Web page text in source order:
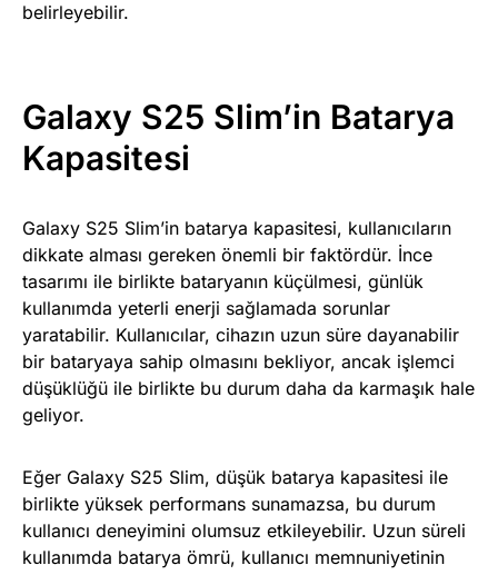
belirleyebilir.
Galaxy S25 Slim’in Batarya
Kapasitesi
Galaxy S25 Slim’in batarya kapasitesi, kullanıcıların
dikkate alması gereken önemli bir faktördür. İnce
tasarımı ile birlikte bataryanın küçülmesi, günlük
kullanımda yeterli enerji sağlamada sorunlar
yaratabilir. Kullanıcılar, cihazın uzun süre dayanabilir
bir bataryaya sahip olmasını bekliyor, ancak işlemci
düşüklüğü ile birlikte bu durum daha da karmaşık hale
geliyor.
Eğer Galaxy S25 Slim, düşük batarya kapasitesi ile
birlikte yüksek performans sunamazsa, bu durum
kullanıcı deneyimini olumsuz etkileyebilir. Uzun süreli
kullanımda batarya ömrü, kullanıcı memnuniyetinin